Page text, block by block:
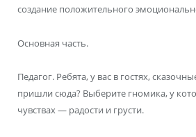
создание положительного
Основная часть.
Педагог. Ребята, у вас в гостях,
пришли сюда? Выберите гномика, у
чувствах — радости и грусти.